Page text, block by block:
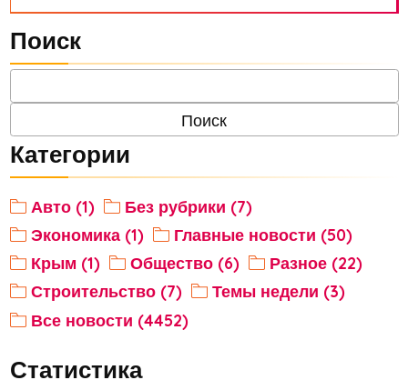
Поиск
Категории
Авто (1)
Без рубрики (7)
Экономика (1)
Главные новости (50)
Крым (1)
Общество (6)
Разное (22)
Строительство (7)
Темы недели (3)
Все новости (4452)
Статистика